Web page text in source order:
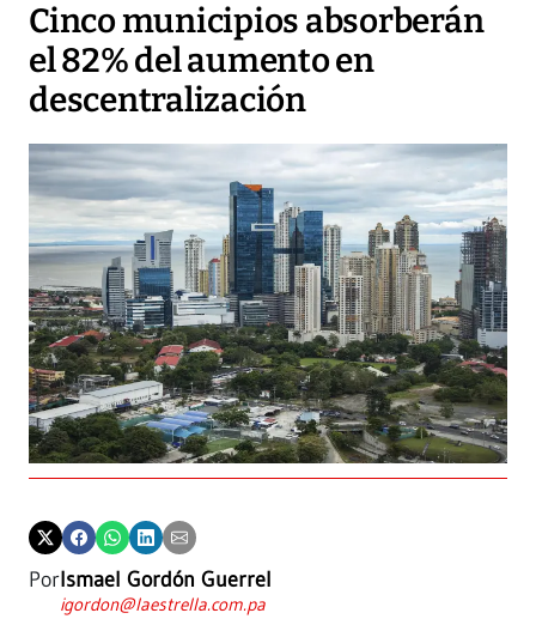
Cinco municipios absorberán
el 82% del aumento en
descentralización
PorIsmael Gordón Guerrel
igordon@laestrella.com.pa